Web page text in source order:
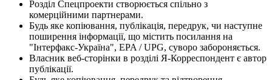
Розділ Спецпроекти створюється спільно з
комерційними партнерами.
Будь яке копіювання, публікація, передрук, чи наступне
поширення інформації, що містить посилання на
"Інтерфакс-Україна", EPA / UPG, суворо забороняється.
Власник веб-сторінки в розділі Я-Корреспондент є автор
публікації.